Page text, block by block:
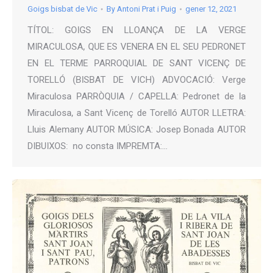
Goigs bisbat de Vic By Antoni Prat i Puig gener 12, 2021
TÍTOL: GOIGS EN LLOANÇA DE LA VERGE
MIRACULOSA, QUE ES VENERA EN EL SEU PEDRONET
EN EL TERME PARROQUIAL DE SANT VICENÇ DE
TORELLÓ (BISBAT DE VICH) ADVOCACIÓ: Verge
Miraculosa PARRÒQUIA / CAPELLA: Pedronet de la
Miraculosa, a Sant Vicenç de Torelló AUTOR LLETRA:
Lluis Alemany AUTOR MÚSICA: Josep Bonada AUTOR
DIBUIXOS: no consta IMPREMTA:…